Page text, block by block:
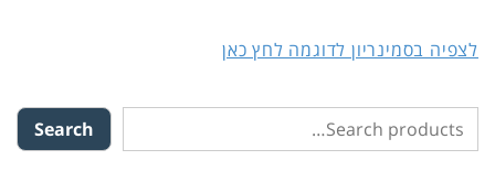
לצפיה בסמינריון לדוגמה לחץ כאן
Search